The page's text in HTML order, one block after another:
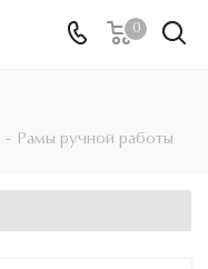
0
- Рамы ручной работы